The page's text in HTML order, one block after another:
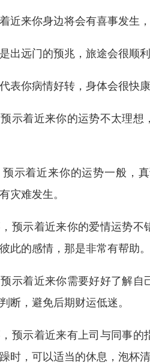
近来你身边将会有喜事发生
出远门的预兆，旅途会很顺利
表你病情好转，身体会很快康
示着近来你的运势不太理
示着近来你的运势一般，
灾难发生。
预示着近来你的爱情运势
此的感情，那是非常有帮助。
示着近来你需要好好了解
断，避免后期财运低迷。
预示着近来有上司与同事
时，可以适当的休息，泡杯清